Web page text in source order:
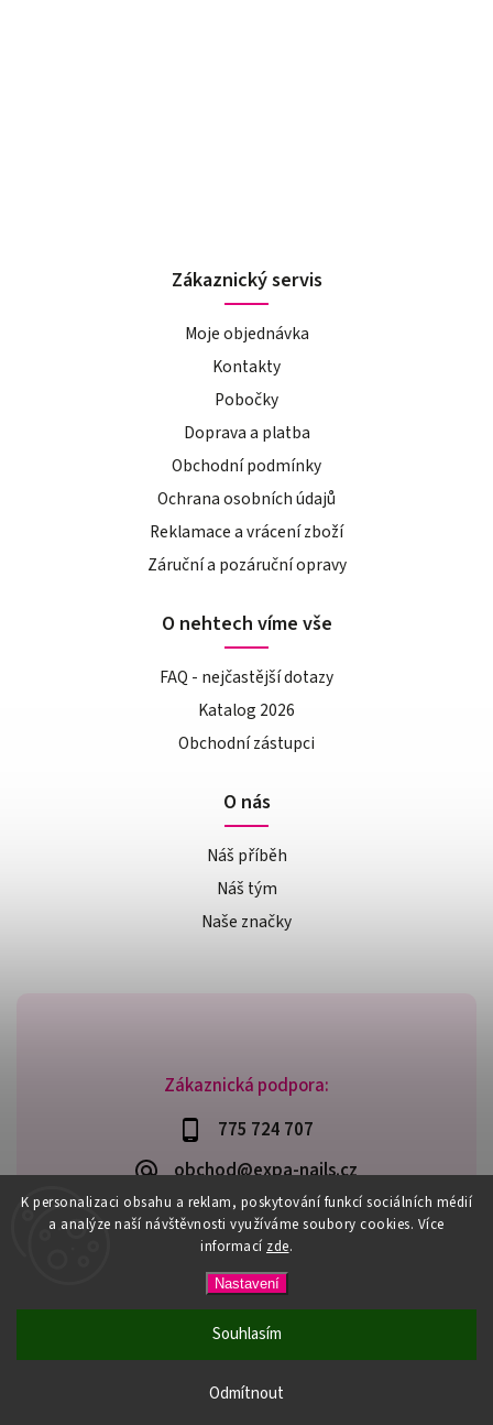
K personalizaci obsahu a reklam, poskytování funkcí sociálních médií
a analýze naší návštěvnosti využíváme soubory cookies. Více
informací zde.
Nastavení
Odmítnout
Souhlasím
PŘI NÁKUPU NAD 600,- MÁTE DOPRAVU ZDARMA / DÁREK K
NÁKUPU! VYBERTE SI HO PŘI OBJEDNÁVCE NAD 1500,- NEBO
Zákaznická podpora:
775 724 707
obchod@expa-nails.cz
Zákaznický servis
Moje objednávka
Kontakty
Pobočky
Doprava a platba
Obchodní podmínky
Ochrana osobních údajů
Reklamace a vrácení zboží
Záruční a pozáruční opravy
O nehtech víme vše
FAQ - nejčastější dotazy
Katalog 2026
Obchodní zástupci
O nás
Náš příběh
Náš tým
Naše značky
Expanails.cz. Všechna práva vyhrazena.
Upravit nastavení cookies
VytvořilShoptet | Design